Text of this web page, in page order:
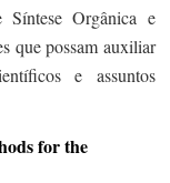
Síntese Orgânica e
que possam auxiliar
e assuntos
for the